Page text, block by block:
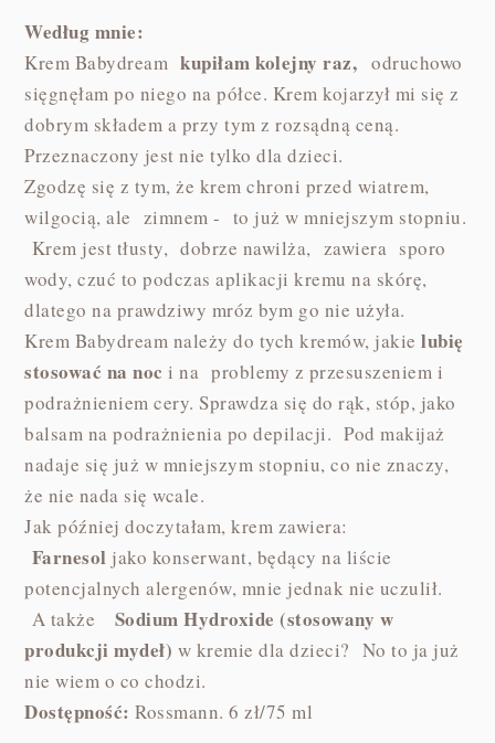
Według mnie:
Krem Babydreamkupiłam kolejny raz, odruchowo
sięgnęłam po niego na półce. Krem kojarzył mi się z
dobrym składem a przy tym z rozsądną ceną.
Przeznaczony jest nie tylko dla dzieci.
Zgodzę się z tym, że krem chroni przed wiatrem,
wilgocią, ale zimnem - to już w mniejszym stopniu.
Krem jest tłusty, dobrze nawilża, zawiera sporo
wody, czuć to podczas aplikacji kremu na skórę,
dlatego na prawdziwy mróz bym go nie użyła.
Krem Babydream należy do tych kremów, jakielubię
stosować na noc i na problemy z przesuszeniem i
podrażnieniem cery. Sprawdza się do rąk, stóp, jako
balsam na podrażnienia po depilacji. Pod makijaż
nadaje się już w mniejszym stopniu, co nie znaczy,
że nie nada się wcale.
Jak później doczytałam, krem zawiera:
Farnesol jako konserwant, będący na liście
potencjalnych alergenów, mnie jednak nie uczulił.
A także Sodium Hydroxide (stosowany w
produkcji mydeł) w kremie dla dzieci? No to ja już
nie wiem o co chodzi.
Dostępność: Rossmann. 6 zł/75 ml